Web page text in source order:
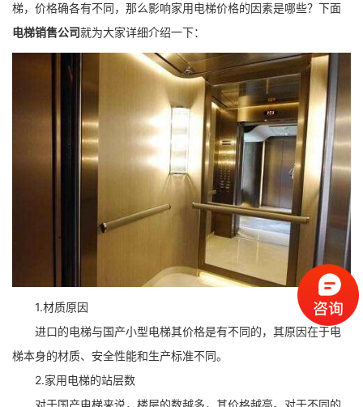
梯，价格确各有不同，那么影响家用电梯价格的因素是哪些？下面
电梯销售公司就为大家详细介绍一下：
1.材质原因
进口的电梯与国产小型电梯其价格是有不同的，其原因在于电
梯本身的材质、安全性能和生产标准不同。
2.家用电梯的站层数